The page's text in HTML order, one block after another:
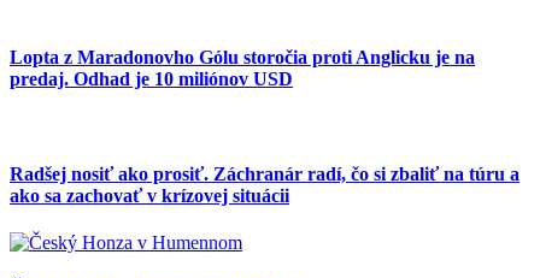
Lopta z Maradonovho Gólu storočia proti Anglicku je na
predaj. Odhad je 10 miliónov USD
Radšej nosiť ako prosiť. Záchranár radí, čo si zbaliť na túru a
ako sa zachovať v krízovej situácii